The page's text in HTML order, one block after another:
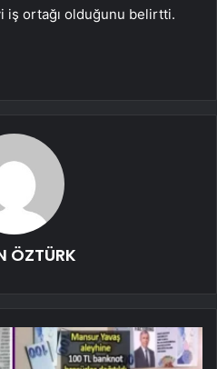
iş ortağı olduğunu belirtti.
ÖZTÜRK